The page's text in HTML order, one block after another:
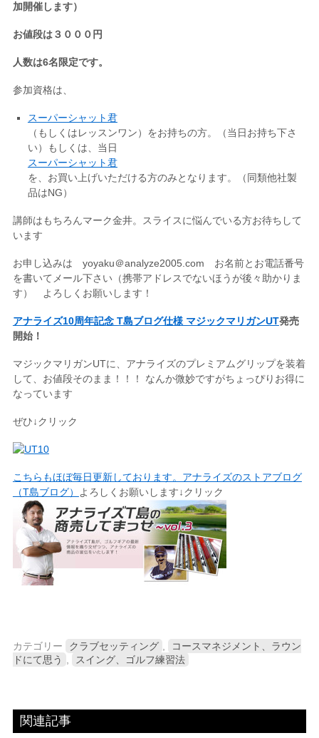
加開催します）
お値段は３０００円
人数は6名限定です。
参加資格は、
スーパーシャット君
（もしくはレッスンワン）をお持ちの方。（当日お持ち下さ
い）もしくは、当日
スーパーシャット君
を、お買い上げいただける方のみとなります。（同類他社製
品はNG）
講師はもちろんマーク金井。スライスに悩んでいる方お待ちして
います
お申し込みは yoyaku＠analyze2005.com お名前とお電話番号
を書いてメール下さい（携帯アドレスでないほうが後々助かりま
す） よろしくお願いします！
アナライズ10周年記念 T島ブログ仕様 マジックマリガンUT発売
開始！
マジックマリガンUTに、アナライズのプレミアムグリップを装着
して、お値段そのまま！！！ なんか微妙ですがちょっぴりお得に
なっています
ぜひ↓クリック
こちらもほぼ毎日更新しております。アナライズのストアブログ
（T島ブログ） よろしくお願いします↓クリック
カテゴリー クラブセッティング ,
コースマネジメント、ラウン
ドにて思う , スイング、ゴルフ練習法
関連記事